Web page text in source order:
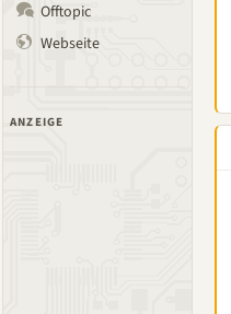
Offtopic
Webseite
ANZEIGE